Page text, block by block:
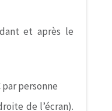
et après le
personne
de l’écran).